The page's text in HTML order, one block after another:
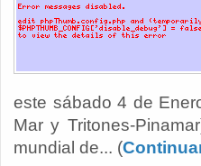
este sábado 4 de
Mar y Tritones-
mundial de... (